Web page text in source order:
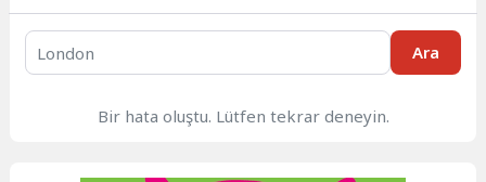
Ara
Bir hata oluştu. Lütfen tekrar deneyin.